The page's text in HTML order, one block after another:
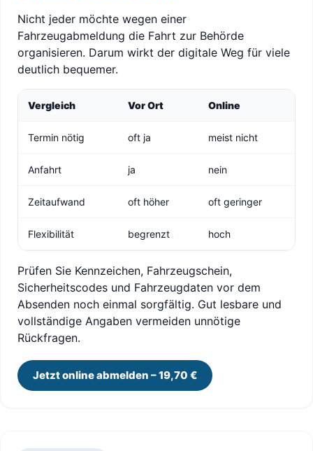
Nicht jeder möchte wegen einer
Fahrzeugabmeldung die Fahrt zur Behörde
organisieren. Darum wirkt der digitale Weg für viele
deutlich bequemer.
Vergleich Vor Ort Online
Termin nötig oft ja meist nicht
Anfahrt ja nein
Zeitaufwand oft höher oft geringer
Flexibilität begrenzt hoch
Prüfen Sie Kennzeichen, Fahrzeugschein,
Sicherheitscodes und Fahrzeugdaten vor dem
Absenden noch einmal sorgfältig. Gut lesbare und
vollständige Angaben vermeiden unnötige
Rückfragen.
Jetzt online abmelden – 19,70 €